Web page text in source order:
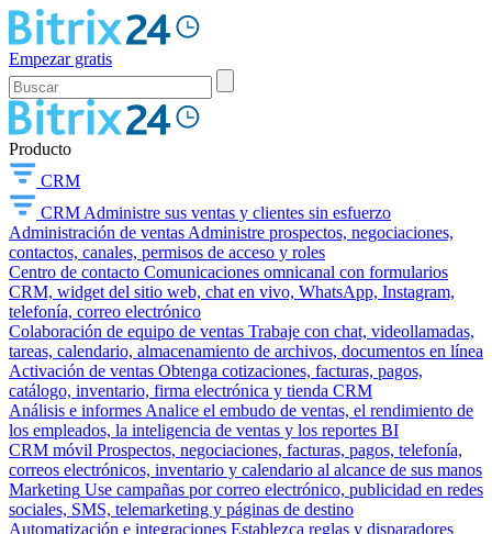
Empezar gratis
Producto
CRM
CRM Administre sus ventas y clientes sin esfuerzo
Administración de ventas Administre prospectos, negociaciones,
contactos, canales, permisos de acceso y roles
Centro de contacto Comunicaciones omnicanal con formularios
CRM, widget del sitio web, chat en vivo, WhatsApp, Instagram,
telefonía, correo electrónico
Colaboración de equipo de ventas Trabaje con chat, videollamadas,
tareas, calendario, almacenamiento de archivos, documentos en línea
Activación de ventas Obtenga cotizaciones, facturas, pagos,
catálogo, inventario, firma electrónica y tienda CRM
Análisis e informes Analice el embudo de ventas, el rendimiento de
los empleados, la inteligencia de ventas y los reportes BI
CRM móvil Prospectos, negociaciones, facturas, pagos, telefonía,
correos electrónicos, inventario y calendario al alcance de sus manos
Marketing Use campañas por correo electrónico, publicidad en redes
sociales, SMS, telemarketing y páginas de destino
Automatización e integraciones Establezca reglas y disparadores